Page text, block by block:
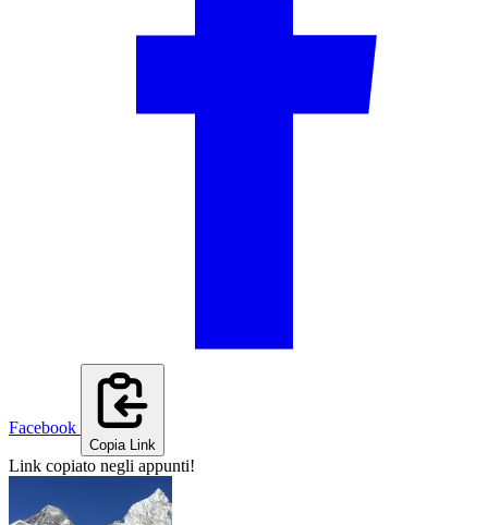
Facebook
Copia Link
Link copiato negli appunti!